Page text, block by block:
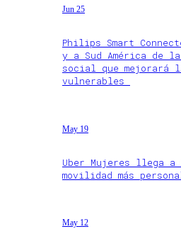
Jun 25
Philips Smart
y a Sud América de
social que mejorará
vulnerables
May 19
Uber Mujeres llega
movilidad más
May 12